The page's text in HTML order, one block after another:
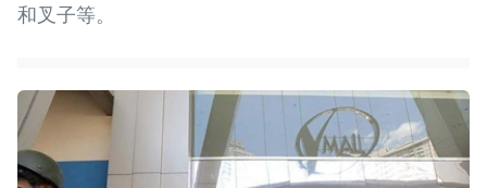
和叉子等。